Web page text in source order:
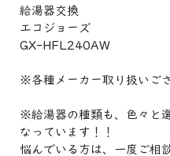
給湯器交換
エコジョーズ
GX-HFL240AW
※各種メーカー取り扱いご
※給湯器の種類も、色々と
なっています！！
悩んでいる方は、一度ご相